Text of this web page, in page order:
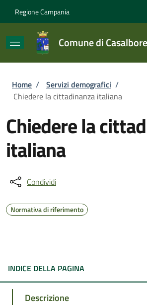
Regione Campania
Comune di Casalbore
Briciole di pane
Home / Servizi demografici /
Chiedere la cittadinanza italiana
Chiedere la
italiana
Condividi
Normativa di riferimento
INDICE DELLA PAGINA
Descrizione